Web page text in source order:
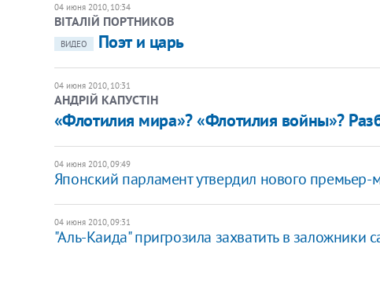
04 июня 2010, 10:34
ВІТАЛІЙ ПОРТНИКОВ
ВИДЕО Поэт и царь
04 июня 2010, 10:31
АНДРІЙ КАПУСТІН
«Флотилия мира»? «Флотилия войны»?
04 июня 2010, 09:49
Японский парламент утвердил нового премьер-
04 июня 2010, 09:31
"Аль-Каида" пригрозила захватить в заложники